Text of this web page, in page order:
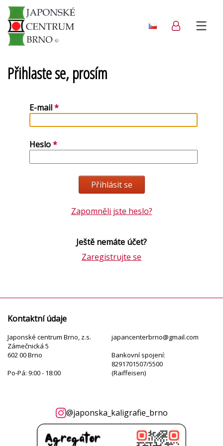
Přihlaste se, prosím
E-mail
Heslo
Zapomněli jste heslo?
Ještě nemáte účet?
Zaregistrujte se
Kontaktní údaje
Japonské centrum Brno, z.s.
Zámečnická 5
602 00 Brno
Po-Pá: 9:00 - 18:00
japancenterbrno@gmail.com
Bankovní spojení:
8291701507/5500
(Raiffeisen)
@japonska_kaligrafie_brno